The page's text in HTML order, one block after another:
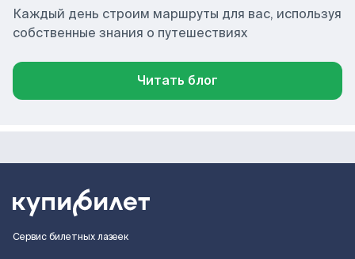
Каждый день строим маршруты для вас, используя
собственные знания о путешествиях
Читать блог
Сервис билетных лазеек